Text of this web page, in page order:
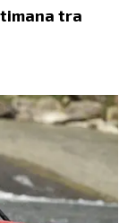
tra